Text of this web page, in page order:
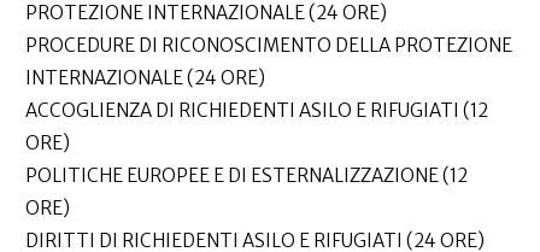
PROTEZIONE INTERNAZIONALE (24 ORE)
PROCEDURE DI RICONOSCIMENTO DELLA PROTEZIONE
INTERNAZIONALE (24 ORE)
ACCOGLIENZA DI RICHIEDENTI ASILO E RIFUGIATI (12
ORE)
POLITICHE EUROPEE E DI ESTERNALIZZAZIONE (12
ORE)
DIRITTI DI RICHIEDENTI ASILO E RIFUGIATI (24 ORE)